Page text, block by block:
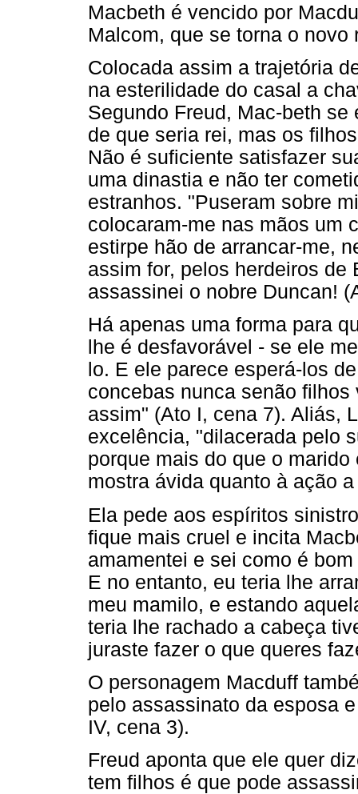
Macbeth é vencido por
Malcom, que se torna o novo
Colocada assim a trajetória
na esterilidade do casal a
Segundo Freud, Mac-beth
de que seria rei, mas os
Não é suficiente satisfazer
uma dinastia e não ter
estranhos. "Puseram sobre
colocaram-me nas mãos um
estirpe hão de arrancar-me,
assim for, pelos herdeiros de
assassinei o nobre Duncan!
Há apenas uma forma para
lhe é desfavorável - se ele
lo. E ele parece esperá-los
concebas nunca senão
assim" (Ato I, cena 7). Aliás,
excelência, "dilacerada pelo
porque mais do que o
mostra ávida quanto à ação
Ela pede aos espíritos
fique mais cruel e incita
amamentei e sei como é
E no entanto, eu teria lhe
meu mamilo, e estando
teria lhe rachado a cabeça
juraste fazer o que queres
O personagem Macduff
pelo assassinato da esposa
IV, cena 3).
Freud aponta que ele quer
tem filhos é que pode